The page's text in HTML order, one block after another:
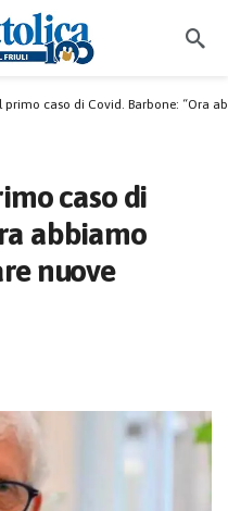
primo caso di Covid. Barbone: “Ora
caso di
abbiamo
nuove